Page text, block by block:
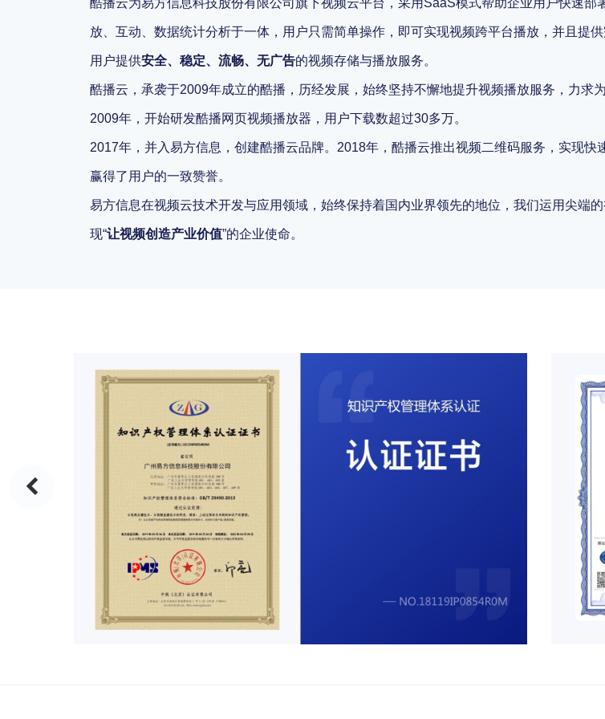
酷播云为易方信息科技股份有限公司旗下视频云平台，采用SaaS模式帮助企业用户快速
放、互动、数据统计分析于一体，用户只需简单操作，即可实现视频跨平台播放，并且提
用户提供安全、稳定、流畅、无广告的视频存储与播放服务。
酷播云，承袭于2009年成立的酷播，历经发展，始终坚持不懈地提升视频播放服务，力求
2009年，开始研发酷播网页视频播放器，用户下载数超过30多万。
2017年，并入易方信息，创建酷播云品牌。2018年，酷播云推出视频二维码服务，实现
赢得了用户的一致赞誉。
易方信息在视频云技术开发与应用领域，始终保持着国内业界领先的地位，我们运用尖端
现“让视频创造产业价值”的企业使命。